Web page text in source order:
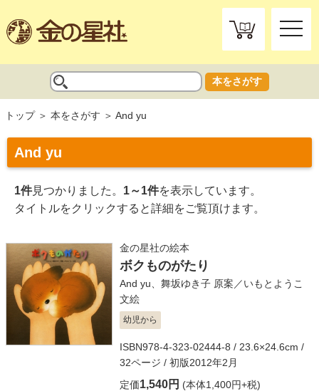
toggle
本をさがす
トップ 本をさがす And yu
And yu
1件見つかりました。 1～1件を表示しています。
タイトルをクリックすると詳細をご覧頂けます。
金の星社の絵本
ボクものがたり
And yu 舞坂ゆき子 原案／いもとようこ
文絵
幼児から
ISBN978-4-323-02444-8 / 23.6×24.6cm /
32ページ / 初版2012年2月
定価1,540円 (本体1,400円+税)